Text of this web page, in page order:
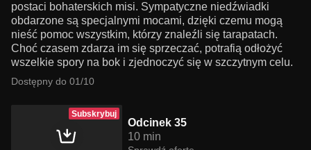
postaci bohaterskich misi. Sympatyczne niedźwiadki
obdarzone są specjalnymi mocami, dzięki czemu mogą
nieść pomoc wszystkim, którzy znaleźli się tarapatach.
Choć czasem zdarza im się sprzeczać, potrafią odłożyć
wszelkie spory na bok i zjednoczyć się w szczytnym celu.
Dostępny do 01/10
Subskrybuj
Odcinek 35
10 min